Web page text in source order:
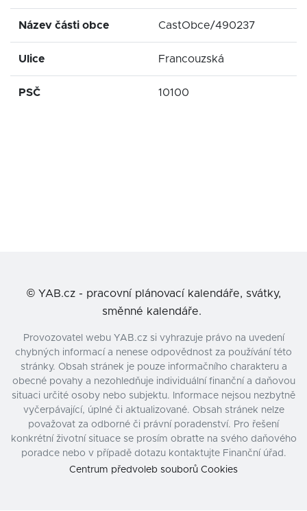
Název části obce CastObce/490237
Ulice Francouzská
PSČ 10100
© YAB.cz - pracovní plánovací kalendáře, svátky,
směnné kalendáře.
Provozovatel webu YAB.cz si vyhrazuje právo na uvedení
chybných informací a nenese odpovědnost za používání této
stránky. Obsah stránek je pouze informačního charakteru a
obecné povahy a nezohledňuje individuální finanční a daňovou
situaci určité osoby nebo subjektu. Informace nejsou nezbytně
vyčerpávající, úplné či aktualizované. Obsah stránek nelze
považovat za odborné či právní poradenství. Pro řešení
konkrétní životní situace se prosím obraťte na svého daňového
poradce nebo v případě dotazu kontaktujte Finanční úřad.
Centrum předvoleb souborů Cookies